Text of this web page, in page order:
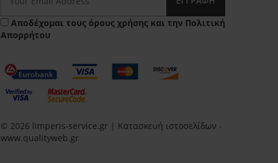
Αποδέχομαι τους όρους χρήσης και την Πολιτική
Απορρήτου
© 2026 limperis-service.gr | Κατασκευή ιστοσελίδων -
www.qualityweb.gr